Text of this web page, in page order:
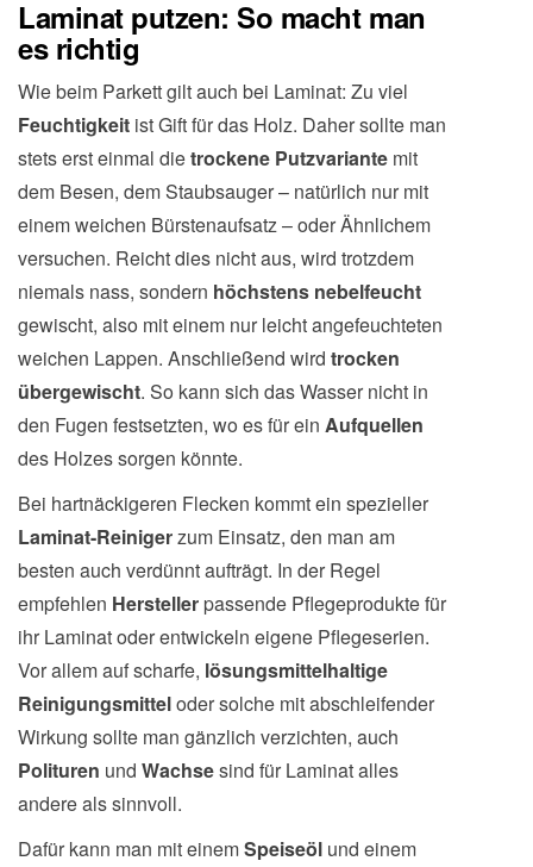
Laminat putzen: So macht man
es richtig
Wie beim Parkett gilt auch bei Laminat: Zu viel
Feuchtigkeit ist Gift für das Holz. Daher sollte man
stets erst einmal dietrockene Putzvariante mit
dem Besen, dem Staubsauger – natürlich nur mit
einem weichen Bürstenaufsatz – oder Ähnlichem
versuchen. Reicht dies nicht aus, wird trotzdem
niemals nass, sondern höchstens nebelfeucht
gewischt, also mit einem nur leicht angefeuchteten
weichen Lappen. Anschließend wird trocken
übergewischt. So kann sich das Wasser nicht in
den Fugen festsetzten, wo es für ein Aufquellen
des Holzes sorgen könnte.
Bei hartnäckigeren Flecken kommt ein spezieller
Laminat-Reinigerzum Einsatz, den man am
besten auch verdünnt aufträgt. In der Regel
empfehlen Hersteller passende Pflegeprodukte für
ihr Laminat oder entwickeln eigene Pflegeserien.
Vor allem auf scharfe, lösungsmittelhaltige
Reinigungsmitteloder solche mit abschleifender
Wirkung sollte man gänzlich verzichten, auch
Polituren und Wachsesind für Laminat alles
andere als sinnvoll.
Dafür kann man mit einemSpeiseöl und einem